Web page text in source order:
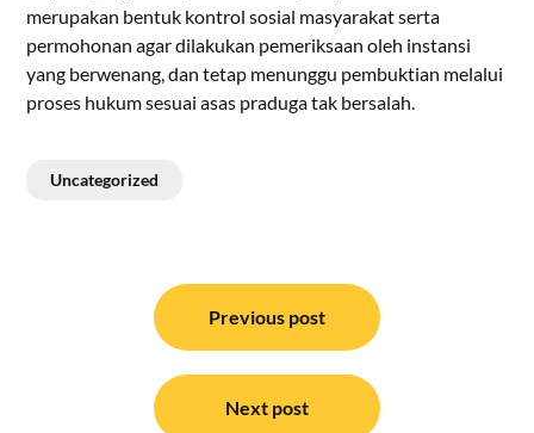
merupakan bentuk kontrol sosial masyarakat serta
permohonan agar dilakukan pemeriksaan oleh instansi
yang berwenang, dan tetap menunggu pembuktian melalui
proses hukum sesuai asas praduga tak bersalah.
Uncategorized
Previous post
Next post